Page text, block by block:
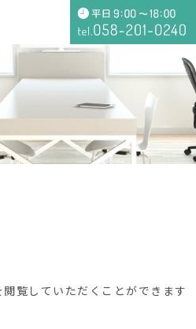
覧していただくことができます